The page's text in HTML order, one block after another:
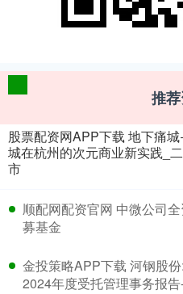
推
股票配资网APP下载 地下痛
城在杭州的次元商业新实践_
市
顺配网配资官网 中微公司
募基金
金投策略APP下载 河钢股
2024年度受托管理事务报